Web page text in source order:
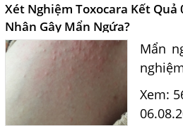
Xét Nghiệm Toxocara Kết Quả
Nhân Gây Mẩn Ngứa?
Mẩn
tính
nhân?
Xem: